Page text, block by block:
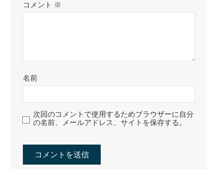
コメント ※
名前
次回のコメントで使用するためブラウザーに自分
の名前、メールアドレス、サイトを保存する。